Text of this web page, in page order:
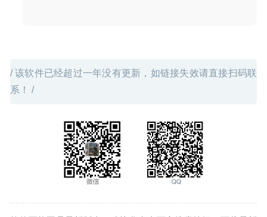
/ 该软件已经超过一年没有更新，如链接失效请直接扫码联
系！ /